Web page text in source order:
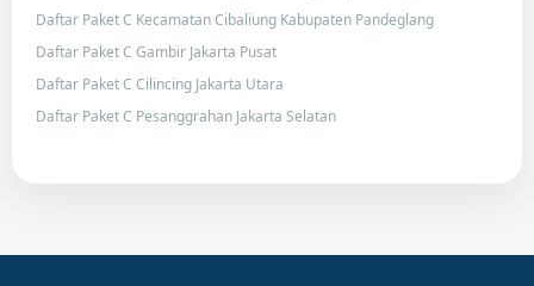
Daftar Paket C Kecamatan Cibaliung Kabupaten Pandeglang
Daftar Paket C Gambir Jakarta Pusat
Daftar Paket C Cilincing Jakarta Utara
Daftar Paket C Pesanggrahan Jakarta Selatan